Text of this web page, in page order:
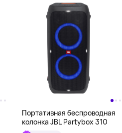
Портативная беспроводная
колонка JBL Partybox 310